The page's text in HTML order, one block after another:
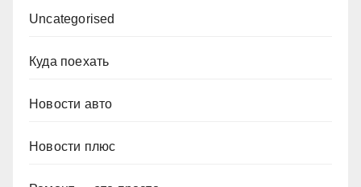
Uncategorised
Куда поехать
Новости авто
Новости плюс